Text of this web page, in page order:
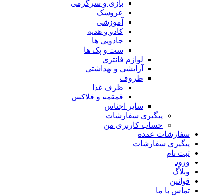
بازی و سرگرمی
عروسک
آموزشی
کادو و هدیه
جادویی ها
ست و پک ها
لوازم فانتزی
آرایشی و بهداشتی
ظروف
ظرف غذا
قمقمه و فلاکس
سایر اجناس
پیگیری سفارشات
حساب کاربری من
سفارشات عمده
پیگیری سفارشات
ثبت نام
ورود
وبلاگ
قوانین
تماس با ما